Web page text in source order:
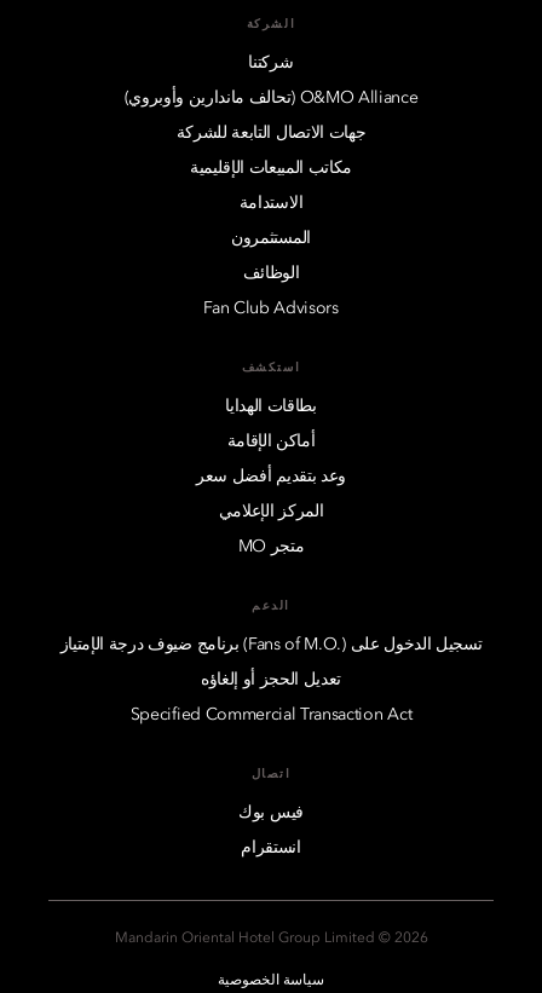
الشركة
شركتنا
O&MO Alliance (تحالف ماندارين وأوبروي)
جهات الاتصال التابعة للشركة
مكاتب المبيعات الإقليمية
الاستدامة
المستثمرون
الوظائف
Fan Club Advisors
استكشف
بطاقات الهدايا
أماكن الإقامة
وعد بتقديم أفضل سعر
المركز الإعلامي
متجر MO
الدعم
تسجيل الدخول على (.Fans of M.O) برنامج ضيوف درجة الإمتياز
تعديل الحجز أو إلغاؤه
Specified Commercial Transaction Act
اتصال
فيس بوك
انستقرام
2026 © Mandarin Oriental Hotel Group Limited
سياسة الخصوصية